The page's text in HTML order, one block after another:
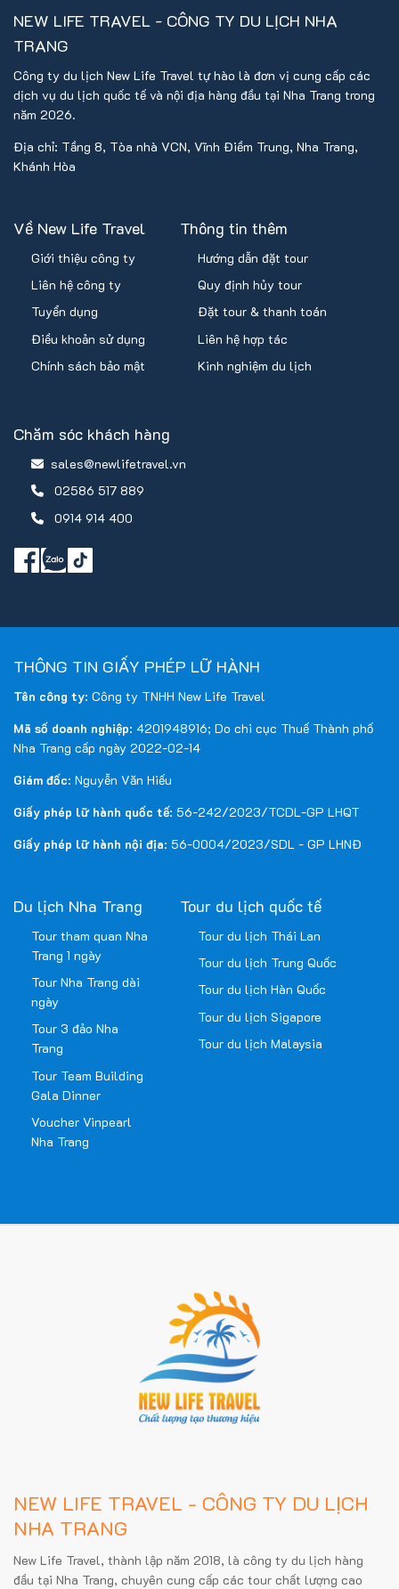
NEW LIFE TRAVEL - CÔNG TY DU LỊCH NHA
TRANG
Công ty du lịch New Life Travel tự hào là đơn vị cung cấp các
dịch vụ du lịch quốc tế và nội địa hàng đầu tại Nha Trang trong
năm 2026.
Địa chỉ: Tầng 8, Tòa nhà VCN, Vĩnh Điềm Trung, Nha Trang,
Khánh Hòa
Về New Life Travel
Giới thiệu công ty
Liên hệ công ty
Tuyển dụng
Điều khoản sử dụng
Chính sách bảo mật
Thông tin thêm
Hướng dẫn đặt tour
Quy định hủy tour
Đặt tour & thanh toán
Liên hệ hợp tác
Kinh nghiệm du lịch
Chăm sóc khách hàng
sales@newlifetravel.vn
02586 517 889
0914 914 400
THÔNG TIN GIẤY PHÉP LỮ HÀNH
Tên công ty: Công ty TNHH New Life Travel
Mã số doanh nghiệp: 4201948916; Do chi cục Thuế Thành phố
Nha Trang cấp ngày 2022-02-14
Giám đốc: Nguyễn Văn Hiếu
Giấy phép lữ hành quốc tế: 56-242/2023/TCDL-GP LHQT
Giấy phép lữ hành nội địa: 56-0004/2023/SDL - GP LHNĐ
Du lịch Nha Trang
Tour tham quan Nha
Trang 1 ngày
Tour Nha Trang dài
ngày
Tour 3 đảo Nha
Trang
Tour Team Building
Gala Dinner
Voucher Vinpearl
Nha Trang
Tour du lịch quốc tế
Tour du lịch Thái Lan
Tour du lịch Trung Quốc
Tour du lịch Hàn Quốc
Tour du lịch Sigapore
Tour du lịch Malaysia
NEW LIFE TRAVEL - CÔNG TY DU LỊCH
NHA TRANG
New Life Travel, thành lập năm 2018, là công ty du lịch hàng
đầu tại Nha Trang, chuyên cung cấp các tour chất lượng cao